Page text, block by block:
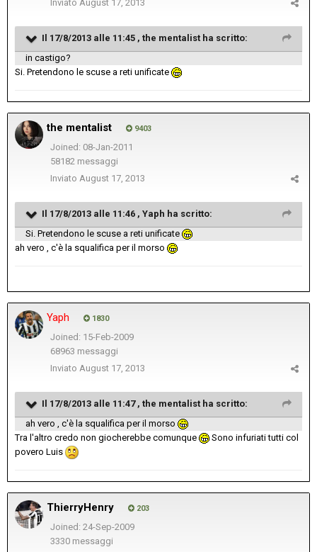
Inviato August 17, 2013
Il 17/8/2013 alle 11:45 , the mentalist ha scritto:
in castigo?
Si. Pretendono le scuse a reti unificate
the mentalist 9403
Joined: 08-Jan-2011
58182 messaggi
Inviato August 17, 2013
Il 17/8/2013 alle 11:46 , Yaph ha scritto:
Si. Pretendono le scuse a reti unificate
ah vero , c'è la squalifica per il morso
Yaph 1830
Joined: 15-Feb-2009
68963 messaggi
Inviato August 17, 2013
Il 17/8/2013 alle 11:47 , the mentalist ha scritto:
ah vero , c'è la squalifica per il morso
Tra l'altro credo non giocherebbe comunque
Sono infuriati tutti col
povero Luis
ThierryHenry 203
Joined: 24-Sep-2009
3330 messaggi